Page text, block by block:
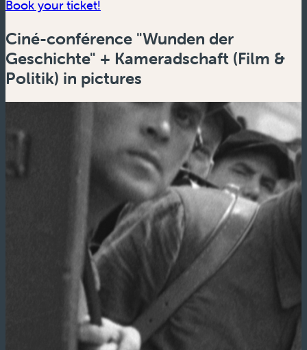
Book your ticket!
Ciné-conférence "Wunden der
Geschichte" + Kameradschaft (Film &
Politik) in pictures